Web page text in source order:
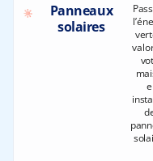
Panneaux
solaires